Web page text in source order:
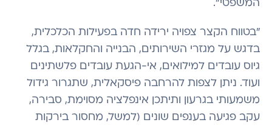
המשפטי".
"בטווח הקצר צפויה ירידה חדה בפעילות הכלכלית,
בדגש על מגזרי השירותים, הבנייה והחקלאות, בגלל
גיוס עובדים למילואים, אי-הגעת עובדים פלשתינים
ועוד. ניתן לצפות להרחבה פיסקאלית, שתגרור גידול
משמעותי בגרעון ותיתכן אינפלציה מסוימת, סבירה,
עקב פגיעה בענפים שונים (למשל, מחסור בירקות